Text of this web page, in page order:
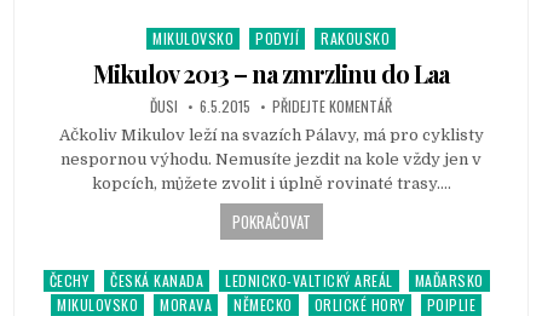
P
o
s
t
e
d
i
MIKULOVSKO PODYJÍ RAKOUSKO
Mikulov 2013 – na zmrzlinu do Laa
ĎUSI 6.5.2015 PŘIDEJTE KOMENTÁŘ
Ačkoliv Mikulov leží na svazích Pálavy, má pro cyklisty
nespornou výhodu. Nemusíte jezdit na kole vždy jen v
kopcích, můžete zvolit i úplně rovinaté trasy….
POKRAČOVAT
PČECHY ČESKÁ KANADA LEDNICKO-VALTICKÝ AREÁL
MAĎARSKO
MIKULOVSKO
MORAVA NĚMECKO ORLICKÉ HORY
POIPLIE